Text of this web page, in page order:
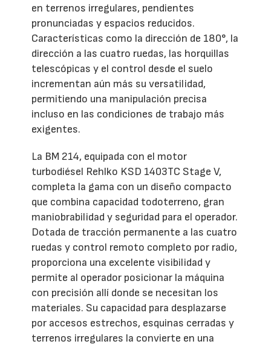
en terrenos irregulares, pendientes
pronunciadas y espacios reducidos.
Características como la dirección de 180°, la
dirección a las cuatro ruedas, las horquillas
telescópicas y el control desde el suelo
incrementan aún más su versatilidad,
permitiendo una manipulación precisa
incluso en las condiciones de trabajo más
exigentes.
La BM 214, equipada con el motor
turbodiésel Rehlko KSD 1403TC Stage V,
completa la gama con un diseño compacto
que combina capacidad todoterreno, gran
maniobrabilidad y seguridad para el operador.
Dotada de tracción permanente a las cuatro
ruedas y control remoto completo por radio,
proporciona una excelente visibilidad y
permite al operador posicionar la máquina
con precisión allí donde se necesitan los
materiales. Su capacidad para desplazarse
por accesos estrechos, esquinas cerradas y
terrenos irregulares la convierte en una